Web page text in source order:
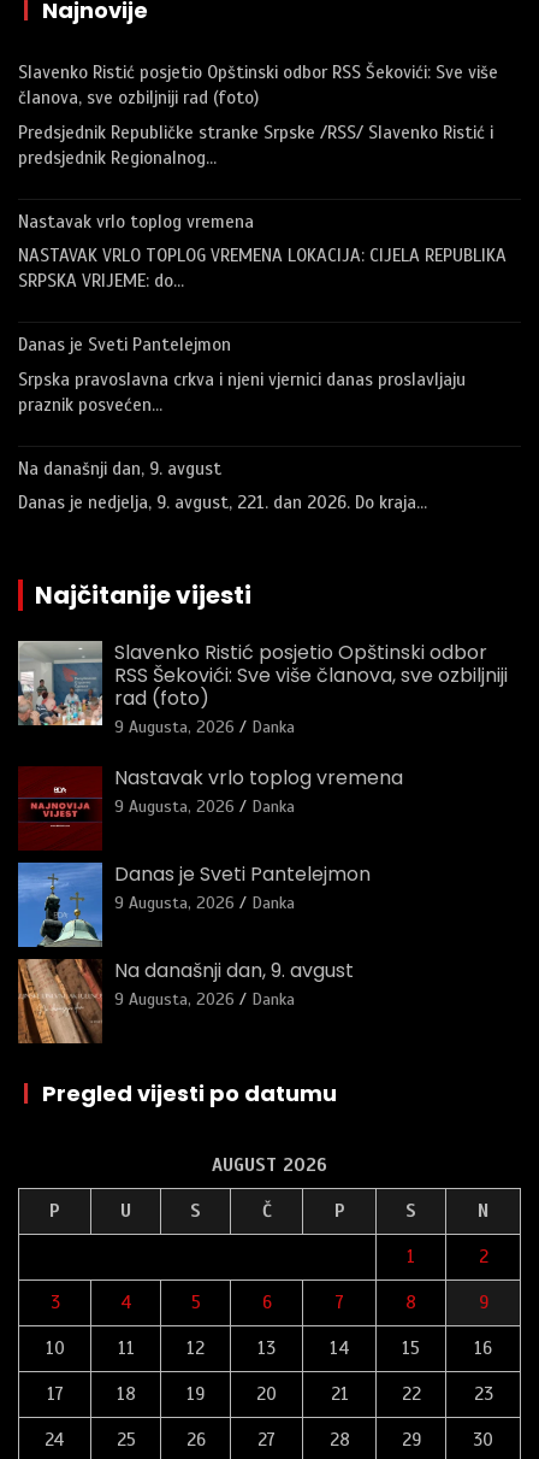
| Najnovije
Slavenko Ristić posjetio Opštinski odbor RSS Šekovići: Sve više
članova, sve ozbiljniji rad (foto)
Predsjednik Republičke stranke Srpske /RSS/ Slavenko Ristić i
predsjednik Regionalnog…
Nastavak vrlo toplog vremena
NASTAVAK VRLO TOPLOG VREMENA LOKACIJA: CIJELA REPUBLIKA
SRPSKA VRIJEME: do…
Danas je Sveti Pantelejmon
Srpska pravoslavna crkva i njeni vjernici danas proslavljaju
praznik posvećen…
Na današnji dan, 9. avgust
Danas je nedjelja, 9. avgust, 221. dan 2026. Do kraja…
Najčitanije vijesti
Slavenko Ristić posjetio Opštinski odbor
RSS Šekovići: Sve više članova, sve ozbiljniji
rad (foto)
9 Augusta, 2026 Danka
Nastavak vrlo toplog vremena
9 Augusta, 2026 Danka
Danas je Sveti Pantelejmon
9 Augusta, 2026 Danka
Na današnji dan, 9. avgust
9 Augusta, 2026 Danka
| Pregled vijesti po datumu
AUGUST 2026
P U S Č P S N
1 2
3 4 5 6 7 8 9
10 11 12 13 14 15 16
17 18 19 20 21 22 23
24 25 26 27 28 29 30